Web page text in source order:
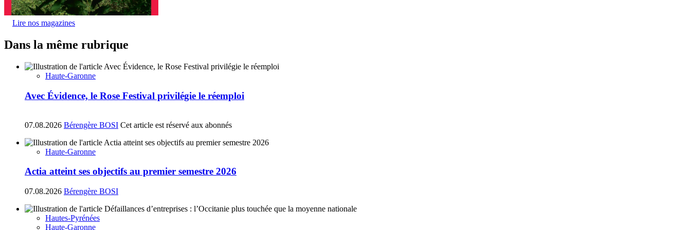
Lire nos magazines
Dans la même rubrique
Haute-Garonne
Avec Évidence, le Rose Festival privilégie le réemploi
07.08.2026 Bérengère BOSI Cet article est réservé aux abonnés
Haute-Garonne
Actia atteint ses objectifs au premier semestre 2026
07.08.2026 Bérengère BOSI
Hautes-Pyrénées
Haute-Garonne